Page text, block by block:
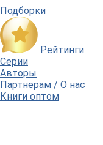
Подборки
Рейтинги
Серии
Авторы
Партнерам / О нас
Книги оптом